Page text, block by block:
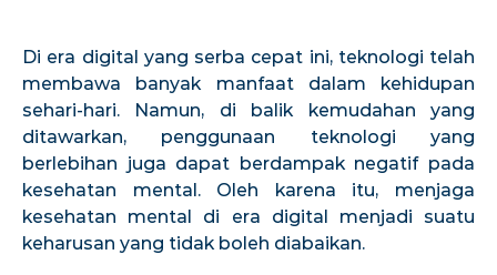
Di era digital yang serba cepat ini, teknologi telah
membawa banyak manfaat dalam kehidupan
sehari-hari. Namun, di balik kemudahan yang
ditawarkan, penggunaan teknologi yang
berlebihan juga dapat berdampak negatif pada
kesehatan mental. Oleh karena itu, menjaga
kesehatan mental di era digital menjadi suatu
keharusan yang tidak boleh diabaikan.